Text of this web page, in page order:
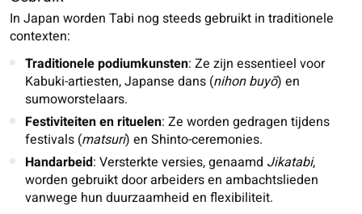
In Japan worden Tabi nog steeds gebruikt in traditionele
contexten:
Traditionele podiumkunsten: Ze zijn essentieel voor
Kabuki-artiesten, Japanse dans (nihon buyō) en
sumoworstelaars.
Festiviteiten en rituelen: Ze worden gedragen tijdens
festivals (matsuri) en Shinto-ceremonies.
Handarbeid: Versterkte versies, genaamd Jikatabi,
worden gebruikt door arbeiders en ambachtslieden
vanwege hun duurzaamheid en flexibiliteit.